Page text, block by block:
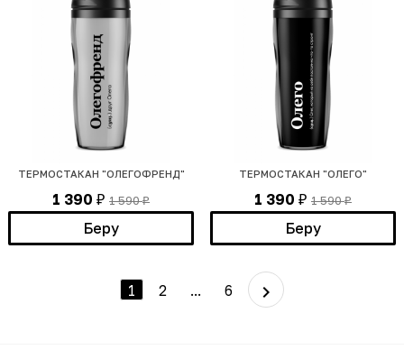
ТЕРМОСТАКАН "ОЛЕГОФРЕНД"
1 390 ₽ 1 590₽
Беру
ТЕРМОСТАКАН "ОЛЕГО"
1 390 ₽ 1 590₽
Беру
1 2 ... 6